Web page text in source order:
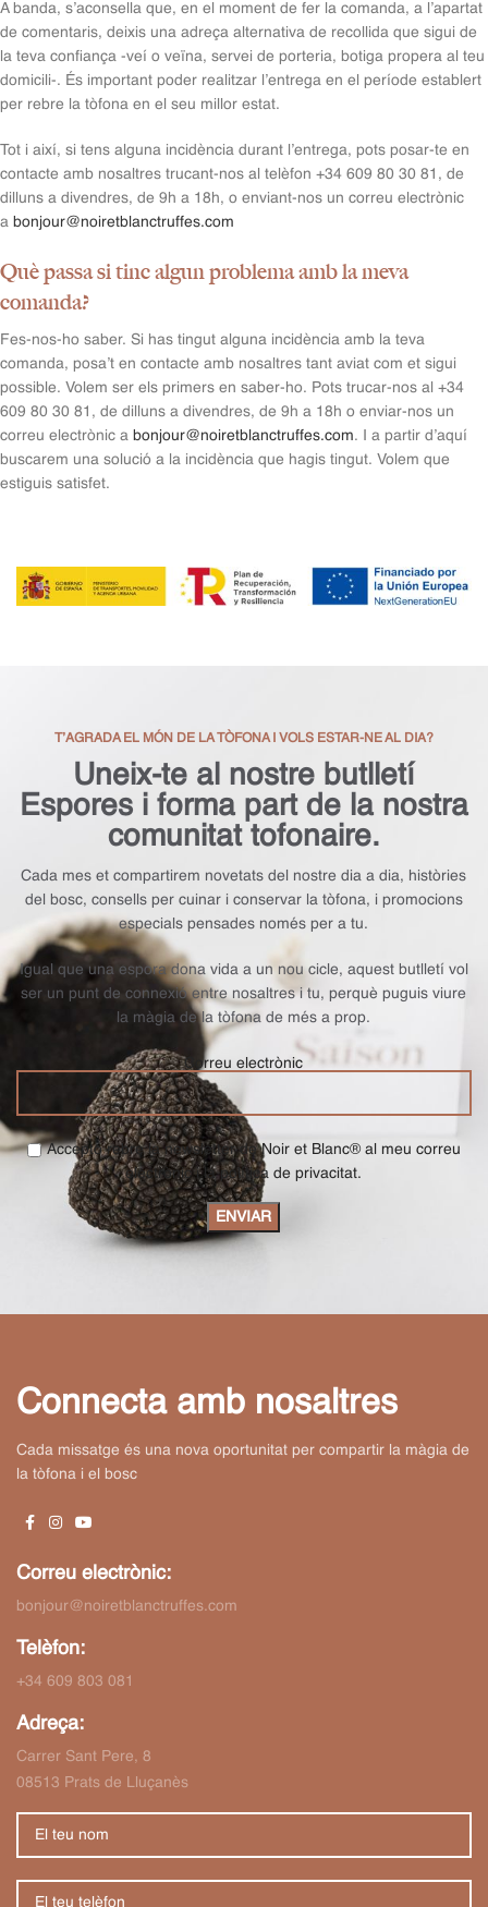
A banda, s’aconsella que, en el moment de fer la comanda, a l’apartat
de comentaris, deixis una adreça alternativa de recollida que sigui de
la teva confiança -veí o veïna, servei de porteria, botiga propera al teu
domicili-. És important poder realitzar l’entrega en el període establert
per rebre la tòfona en el seu millor estat.
Tot i així, si tens alguna incidència durant l’entrega, pots posar-te en
contacte amb nosaltres trucant-nos al telèfon +34 609 80 30 81, de
dilluns a divendres, de 9h a 18h, o enviant-nos un correu electrònic
a bonjour@noiretblanctruffes.com
Què passa si tinc algun problema amb la meva
comanda?
Fes-nos-ho saber. Si has tingut alguna incidència amb la teva
comanda, posa’t en contacte amb nosaltres tant aviat com et sigui
possible. Volem ser els primers en saber-ho. Pots trucar-nos al +34
609 80 30 81, de dilluns a divendres, de 9h a 18h o enviar-nos un
correu electrònic a bonjour@noiretblanctruffes.com. I a partir d’aquí
buscarem una solució a la incidència que hagis tingut. Volem que
estiguis satisfet.
T’AGRADA EL MÓN DE LA TÒFONA I VOLS ESTAR-NE AL DIA?
Uneix-te al nostre butlletí
Espores i forma part de la nostra
comunitat tofonaire.
Cada mes et compartirem novetats del nostre dia a dia, històries
del bosc, consells per cuinar i conservar la tòfona, i promocions
especials pensades només per a tu.
Igual que una espora dona vida a un nou cicle, aquest butlletí vol
ser un punt de connexió entre nosaltres i tu, perquè puguis viure
la màgia de la tòfona de més a prop.
Correu electrònic
Accepto rebre la newsletter de Noir et Blanc® al meu correu
electrònic i la política de privacitat.
Connecta amb nosaltres
Cada missatge és una nova oportunitat per compartir la màgia de
la tòfona i el bosc
Correu electrònic:
bonjour@noiretblanctruffes.com
Telèfon:
+34 609 803 081
Adreça:
Carrer Sant Pere, 8
08513 Prats de Lluçanès